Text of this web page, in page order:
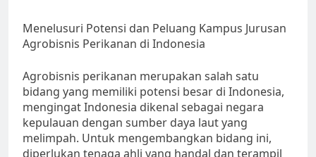
Menelusuri Potensi dan Peluang Kampus Jurusan
Agrobisnis Perikanan di Indonesia
Agrobisnis perikanan merupakan salah satu
bidang yang memiliki potensi besar di Indonesia,
mengingat Indonesia dikenal sebagai negara
kepulauan dengan sumber daya laut yang
melimpah. Untuk mengembangkan bidang ini,
diperlukan tenaga ahli yang handal dan terampil